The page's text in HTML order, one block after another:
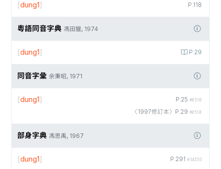
P.118
[dung1]
粵語同音字典 馮田獵, 1974
P.29
[dung1]
同音字彙 余秉昭, 1971
P.25 #0510
〈1997修訂本〉P.29 #0510
[dung1]
部身字典 馮思禹, 1967
P.291 #34555
[dung1]